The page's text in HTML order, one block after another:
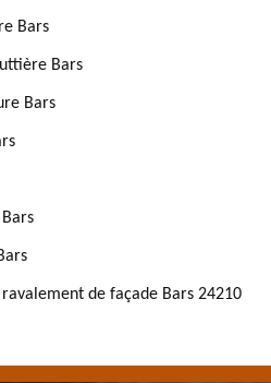
Bars
Bars
Bars
de façade Bars 24210